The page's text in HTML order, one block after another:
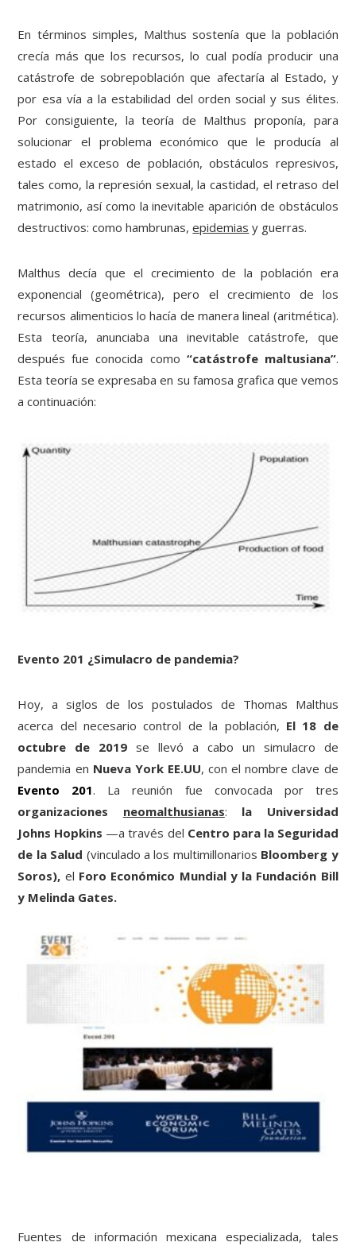
En términos simples, Malthus sostenía que la población
crecía más que los recursos, lo cual podía producir una
catástrofe de sobrepoblación que afectaría al Estado, y
por esa vía a la estabilidad del orden social y sus élites.
Por consiguiente, la teoría de Malthus proponía, para
solucionar el problema económico que le producía al
estado el exceso de población, obstáculos represivos,
tales como, la represión sexual, la castidad, el retraso del
matrimonio, así como la inevitable aparición de obstáculos
destructivos: como hambrunas,epidemias y guerras.
Malthus decía que el crecimiento de la población era
exponencial (geométrica), pero el crecimiento de los
recursos alimenticios lo hacía de manera lineal (aritmética).
Esta teoría, anunciaba una inevitable catástrofe, que
después fue conocida como “catástrofe maltusiana”.
Esta teoría se expresaba en su famosa grafica que vemos
a continuación:
Evento 201 ¿Simulacro de pandemia?
Hoy, a siglos de los postulados de Thomas Malthus
acerca del necesario control de la población, El 18 de
octubre de 2019 se llevó a cabo un simulacro de
pandemia en Nueva York EE.UU, con el nombre clave de
Evento 201. La reunión fue convocada por tres
organizaciones neomalthusianas: la Universidad
Johns Hopkins —a través del Centro para la Seguridad
de la Salud (vinculado a los multimillonarios Bloomberg y
Soros), el Foro Económico Mundial y la Fundación Bill
y Melinda Gates.
Fuentes de información mexicana especializada, tales